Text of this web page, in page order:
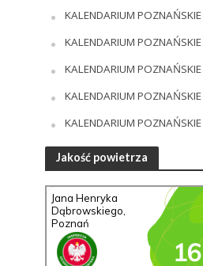
KALENDARIUM
KALENDARIUM
KALENDARIUM
KALENDARIUM
KALENDARIUM
Jakość powietrza